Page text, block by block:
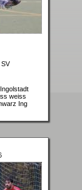
weiss
Ing